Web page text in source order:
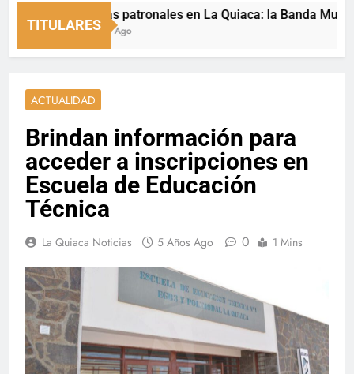
TITULARES
Fiestas patronales en La Quiaca: la Banda Municipal
9 Horas Ago
ACTUALIDAD
Brindan información para
acceder a inscripciones en
Escuela de Educación
Técnica
La Quiaca Noticias 5 Años Ago 0 1 Mins